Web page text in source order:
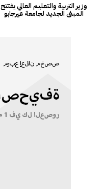
وزير التربية والتعليم العالي يفتتح
المبنى الجديد لجامعة عيرجابو